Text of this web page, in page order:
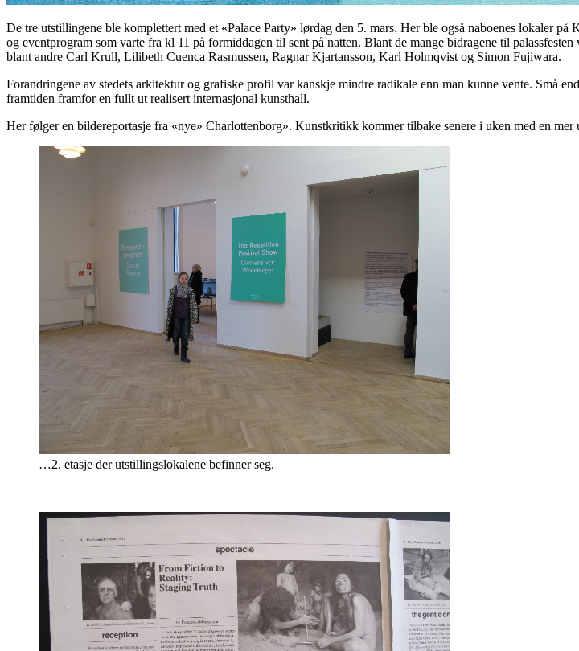
De tre utstillingene ble komplettert med et «Palace Party» lørdag den 5. mars. Her ble også naboenes lokaler
og eventprogram som varte fra kl 11 på formiddagen til sent på natten. Blant de mange bidragene til
blant andre Carl Krull, Lilibeth Cuenca Rasmussen, Ragnar Kjartansson, Karl Holmqvist og Simon Fujiwara.
Forandringene av stedets arkitektur og grafiske profil var kanskje mindre radikale enn man kunne vente. Små
framtiden framfor en fullt ut realisert internasjonal kunsthall.
Her følger en bildereportasje fra «nye» Charlottenborg». Kunstkritikk kommer tilbake senere i uken med en
…2. etasje der utstillingslokalene befinner seg.